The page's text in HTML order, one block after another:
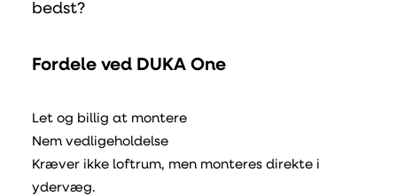
bedst?
Fordele ved DUKA One
Let og billig at montere
Nem vedligeholdelse
Kræver ikke loftrum, men monteres direkte i
ydervæg.